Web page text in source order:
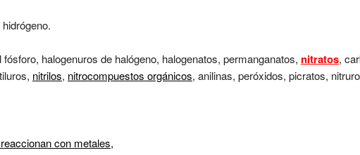
halogenuros de halógeno, halogenatos, permanganatos, nitratos,
nitrilos, nitrocompuestos orgánicos, anilinas, peróxidos, picratos,
con metales,